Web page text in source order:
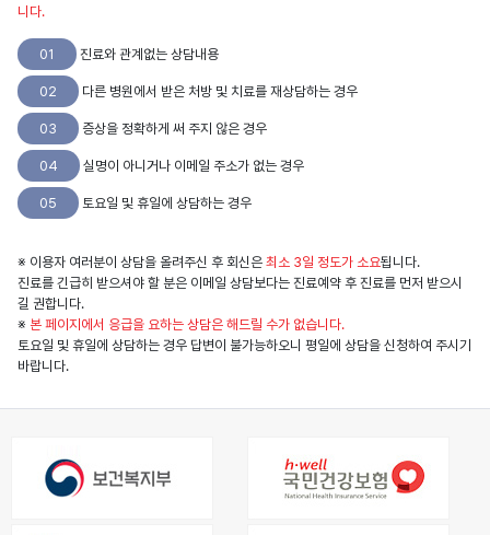
니다.
01 진료와 관계없는 상담내용
02 다른 병원에서 받은 처방 및 치료를 재상담하는 경우
03 증상을 정확하게 써 주지 않은 경우
04 실명이 아니거나 이메일 주소가 없는 경우
05 토요일 및 휴일에 상담하는 경우
※ 이용자 여러분이 상담을 올려주신 후 회신은 최소 3일 정도가 소요됩니다.
진료를 긴급히 받으셔야 할 분은 이메일 상담보다는 진료예약 후 진료를 먼저 받으시
길 권합니다.
※ 본 페이지에서 응급을 요하는 상담은 해드릴 수가 없습니다.
토요일 및 휴일에 상담하는 경우 답변이 불가능하오니 평일에 상담을 신청하여 주시기
바랍니다.